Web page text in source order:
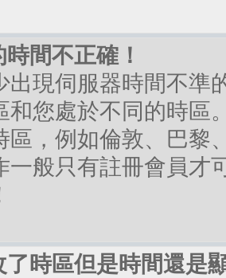
間不正確！
出現伺服器時間不準
和您處於不同的時區
區，例如倫敦、巴黎
一般只有註冊會員才
了時區但是時間還是